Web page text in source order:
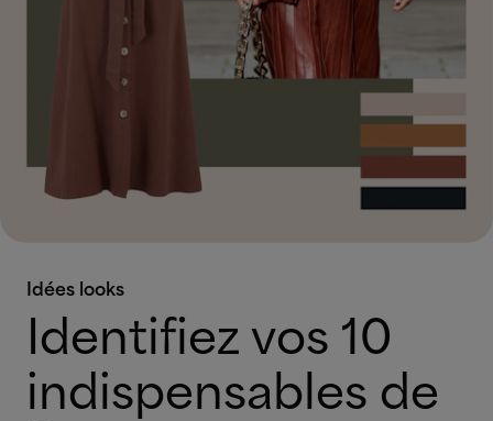
Idées looks
Identifiez vos 10
indispensables de